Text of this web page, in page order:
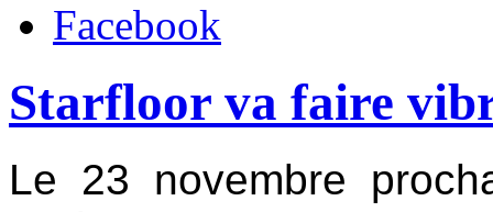
Facebook
Starfloor va faire
Le 23 novembre